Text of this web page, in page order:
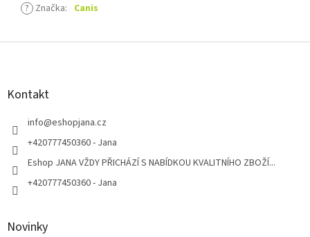
? Značka: Canis
Z
Kontakt
info@eshopjana.cz
+420777450360 - Jana
Eshop JANA VŽDY PŘICHÁZÍ S NABÍDKOU KVALITNÍHO ZBOŽÍ...
+420777450360 - Jana
Novinky